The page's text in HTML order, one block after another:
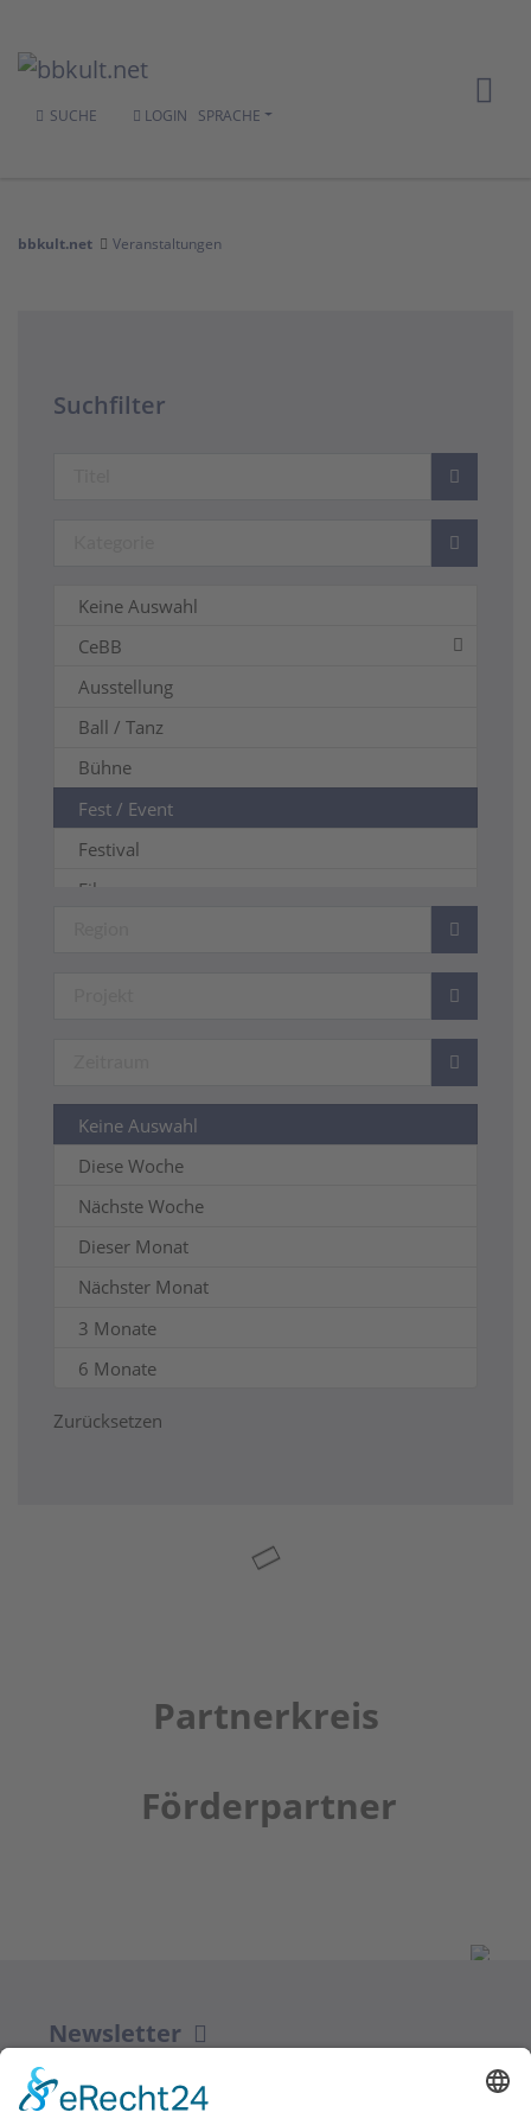
SUCHE LOGIN SPRACHE
bbkult.net Veranstaltungen
Suchfilter
Keine Auswahl
CeBB
Ausstellung
Ball / Tanz
Bühne
Fest / Event
Festival
Film
Markt
Messe
Musik
Sport
Vortrag / Diskussion
Wandern / Natur
Sonstiges
Keine Auswahl
Diese Woche
Nächste Woche
Dieser Monat
Nächster Monat
3 Monate
6 Monate
Zurücksetzen
Partnerkreis
Förderpartner
Newsletter
ZUR ANMELDUNG